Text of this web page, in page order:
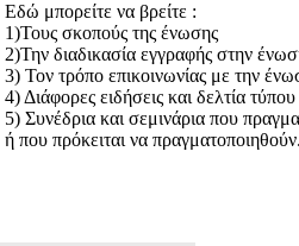
Εδώ μπορείτε να βρείτε :
1)Τους σκοπούς της ένωσης
2)Την διαδικασία εγγραφής στην
3) Τον τρόπο επικοινωνίας με την
4) Διάφορες ειδήσεις και δελτία τύπου
5) Συνέδρια και σεμινάρια που
ή που πρόκειται να